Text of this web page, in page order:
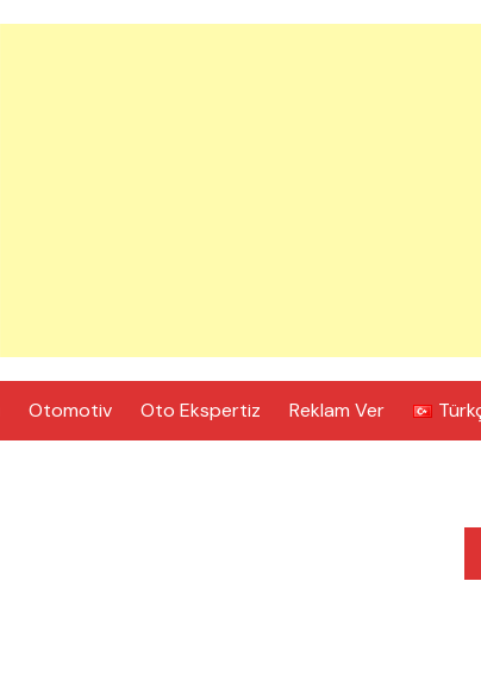
Otomotiv Oto Ekspertiz Reklam Ver